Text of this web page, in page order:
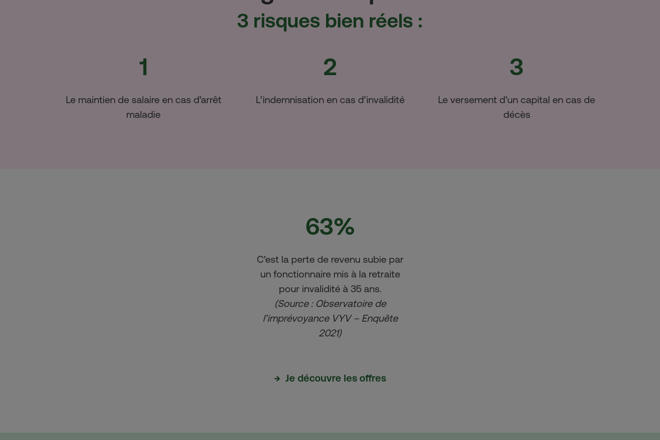
3 risques bien réels :
1
Le maintien de salaire en cas d’arrêt
maladie
2
L’indemnisation en cas d’invalidité
3
Le versement d’un capital en cas de
décès
63%
C’est la perte de revenu subie par
un fonctionnaire mis à la retraite
pour invalidité à 35 ans.
(Source : Observatoire de
l’imprévoyance VYV – Enquête
2021)
→ Je découvre les offres